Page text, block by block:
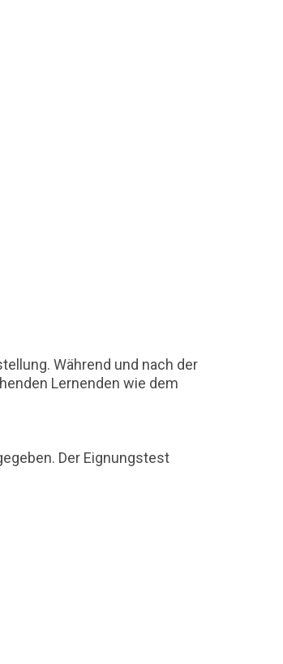
Während und nach der
Lernenden wie dem
Der Eignungstest